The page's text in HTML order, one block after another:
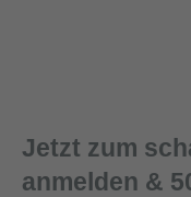
Jetzt zum
anmelden &